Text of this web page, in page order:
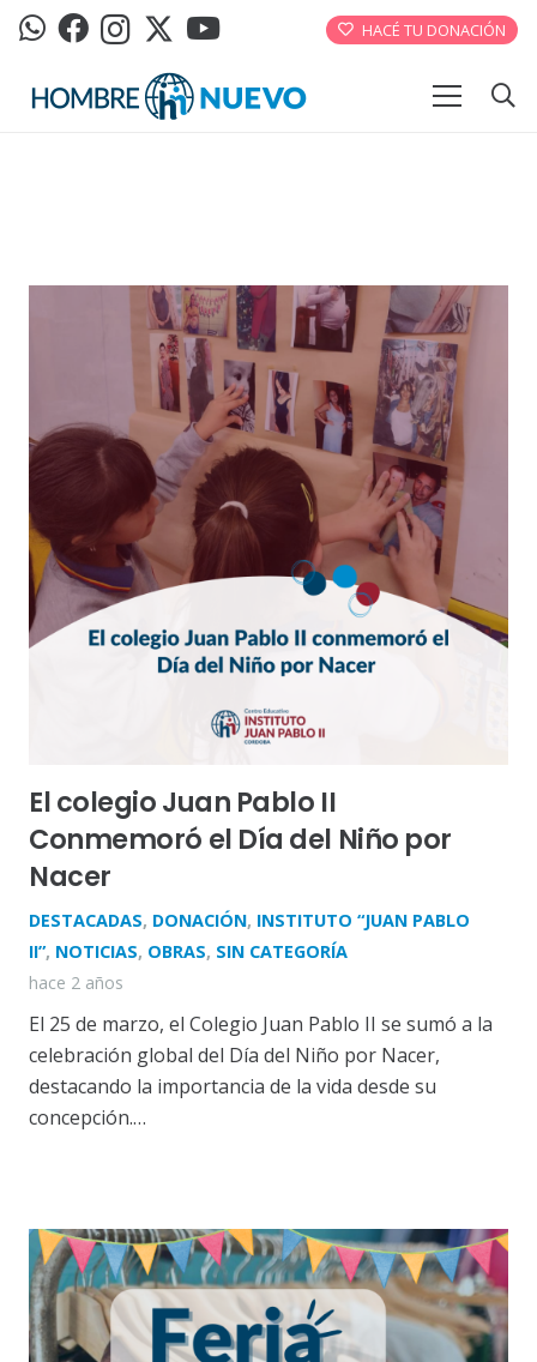
HACÉ TU DONACIÓN
El colegio Juan Pablo II
Conmemoró el Día del Niño por
Nacer
DESTACADAS, DONACIÓN, INSTITUTO “JUAN PABLO
II”, NOTICIAS, OBRAS, SIN CATEGORÍA
hace 2 años
El 25 de marzo, el Colegio Juan Pablo II se sumó a la
celebración global del Día del Niño por Nacer,
destacando la importancia de la vida desde su
concepción.…